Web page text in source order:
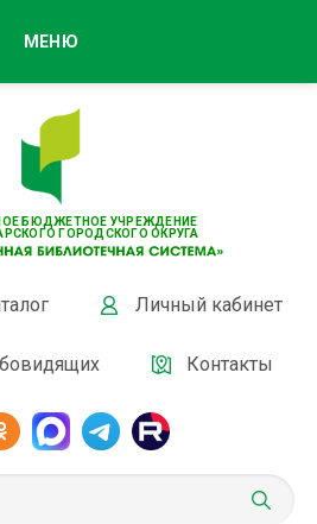
БЮДЖЕТНОЕ УЧРЕЖДЕНИЕ
ГОРОДСКОГО ОКРУГА
Личный кабинет
Контакты
МЕНЮ